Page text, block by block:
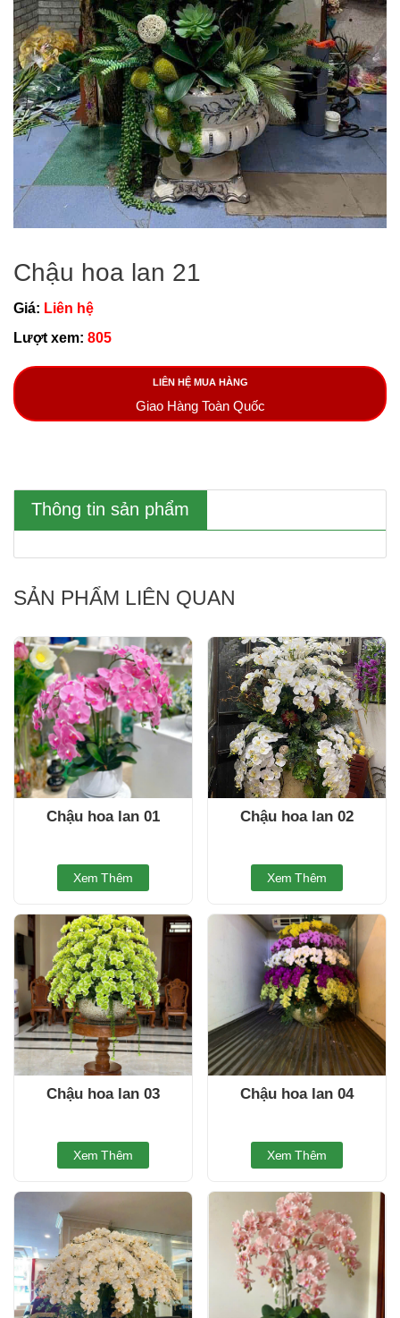
Chậu hoa lan 21
Giá: Liên hệ
Lượt xem: 805
LIÊN HỆ MUA HÀNG
Giao Hàng Toàn Quốc
Thông tin sản phẩm
SẢN PHẨM LIÊN QUAN
Chậu hoa lan 01
Xem Thêm
Chậu hoa lan 02
Xem Thêm
Chậu hoa lan 03
Xem Thêm
Chậu hoa lan 04
Xem Thêm